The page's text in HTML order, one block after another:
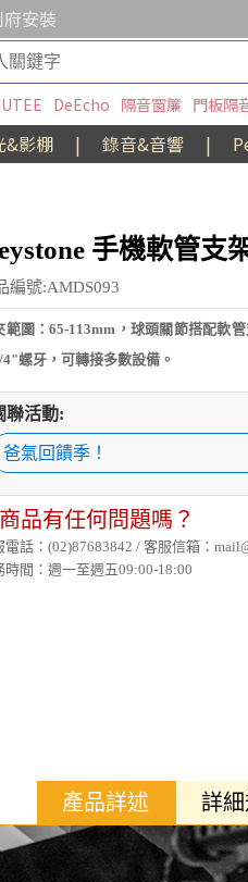
府安裝
DeEcho 隔音窗簾 門板隔
&影棚 | 錄音&音響 |
手機軟管支
編號:AMDS093
範圍：65-113mm，球頭關節搭配軟
4"螺牙，可轉接多數設備。
聯活動:
爸氣回饋季！
品有任何問題嗎？
電話：(02)87683842 / 客服信箱：
時間：週一至週五09:00-18:00
產品詳述 詳